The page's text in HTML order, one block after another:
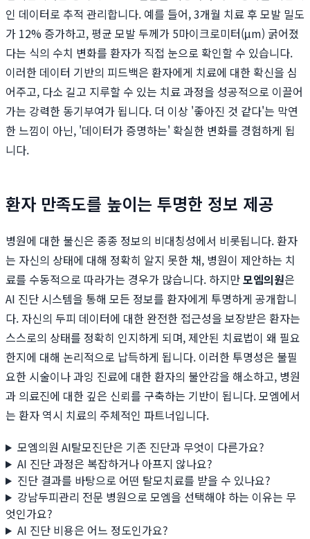
인 데이터로 추적 관리합니다. 예를 들어, 3개월 치료 후 모발 밀도
가 12% 증가하고, 평균 모발 두께가 5마이크로미터(μm) 굵어졌
다는 식의 수치 변화를 환자가 직접 눈으로 확인할 수 있습니다.
이러한 데이터 기반의 피드백은 환자에게 치료에 대한 확신을 심
어주고, 다소 길고 지루할 수 있는 치료 과정을 성공적으로 이끌어
가는 강력한 동기부여가 됩니다. 더 이상 '좋아진 것 같다'는 막연
한 느낌이 아닌, '데이터가 증명하는' 확실한 변화를 경험하게 됩
니다.
환자 만족도를 높이는 투명한 정보 제공
병원에 대한 불신은 종종 정보의 비대칭성에서 비롯됩니다. 환자
는 자신의 상태에 대해 정확히 알지 못한 채, 병원이 제안하는 치
료를 수동적으로 따라가는 경우가 많습니다. 하지만모엠의원은
AI 진단 시스템을 통해 모든 정보를 환자에게 투명하게 공개합니
다. 자신의 두피 데이터에 대한 완전한 접근성을 보장받은 환자는
스스로의 상태를 정확히 인지하게 되며, 제안된 치료법이 왜 필요
한지에 대해 논리적으로 납득하게 됩니다. 이러한 투명성은 불필
요한 시술이나 과잉 진료에 대한 환자의 불안감을 해소하고, 병원
과 의료진에 대한 깊은 신뢰를 구축하는 기반이 됩니다. 모엠에서
는 환자 역시 치료의 주체적인 파트너입니다.
모엠의원 AI탈모진단은 기존 진단과 무엇이 다른가요?
AI 진단 과정은 복잡하거나 아프지 않나요?
진단 결과를 바탕으로 어떤 탈모치료를 받을 수 있나요?
강남두피관리 전문 병원으로 모엠을 선택해야 하는 이유는 무
엇인가요?
AI 진단 비용은 어느 정도인가요?